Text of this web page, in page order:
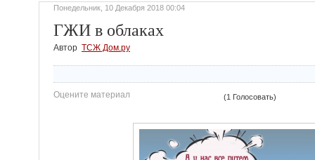
Понедельник, 10 Декабря 2018 00:04
ГЖИ в облаках
Автор ТСЖ Дом.ру
Оцените материал (1 Голосовать)